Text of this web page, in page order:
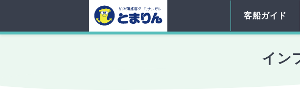
客船ガイド
のりば（着
館内設備
駐車場混雑
フロアマップ
貸し会議室
イン